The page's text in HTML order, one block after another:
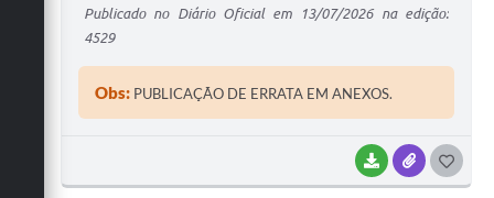
BAIXARANEXOS
Publicado no Diário Oficial em 13/07/2026 na edição:
4529
Obs: PUBLICAÇÃO DE ERRATA EM ANEXOS.